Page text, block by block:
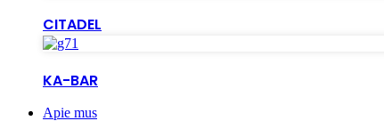
CITADEL
KA-BAR
Apie mus